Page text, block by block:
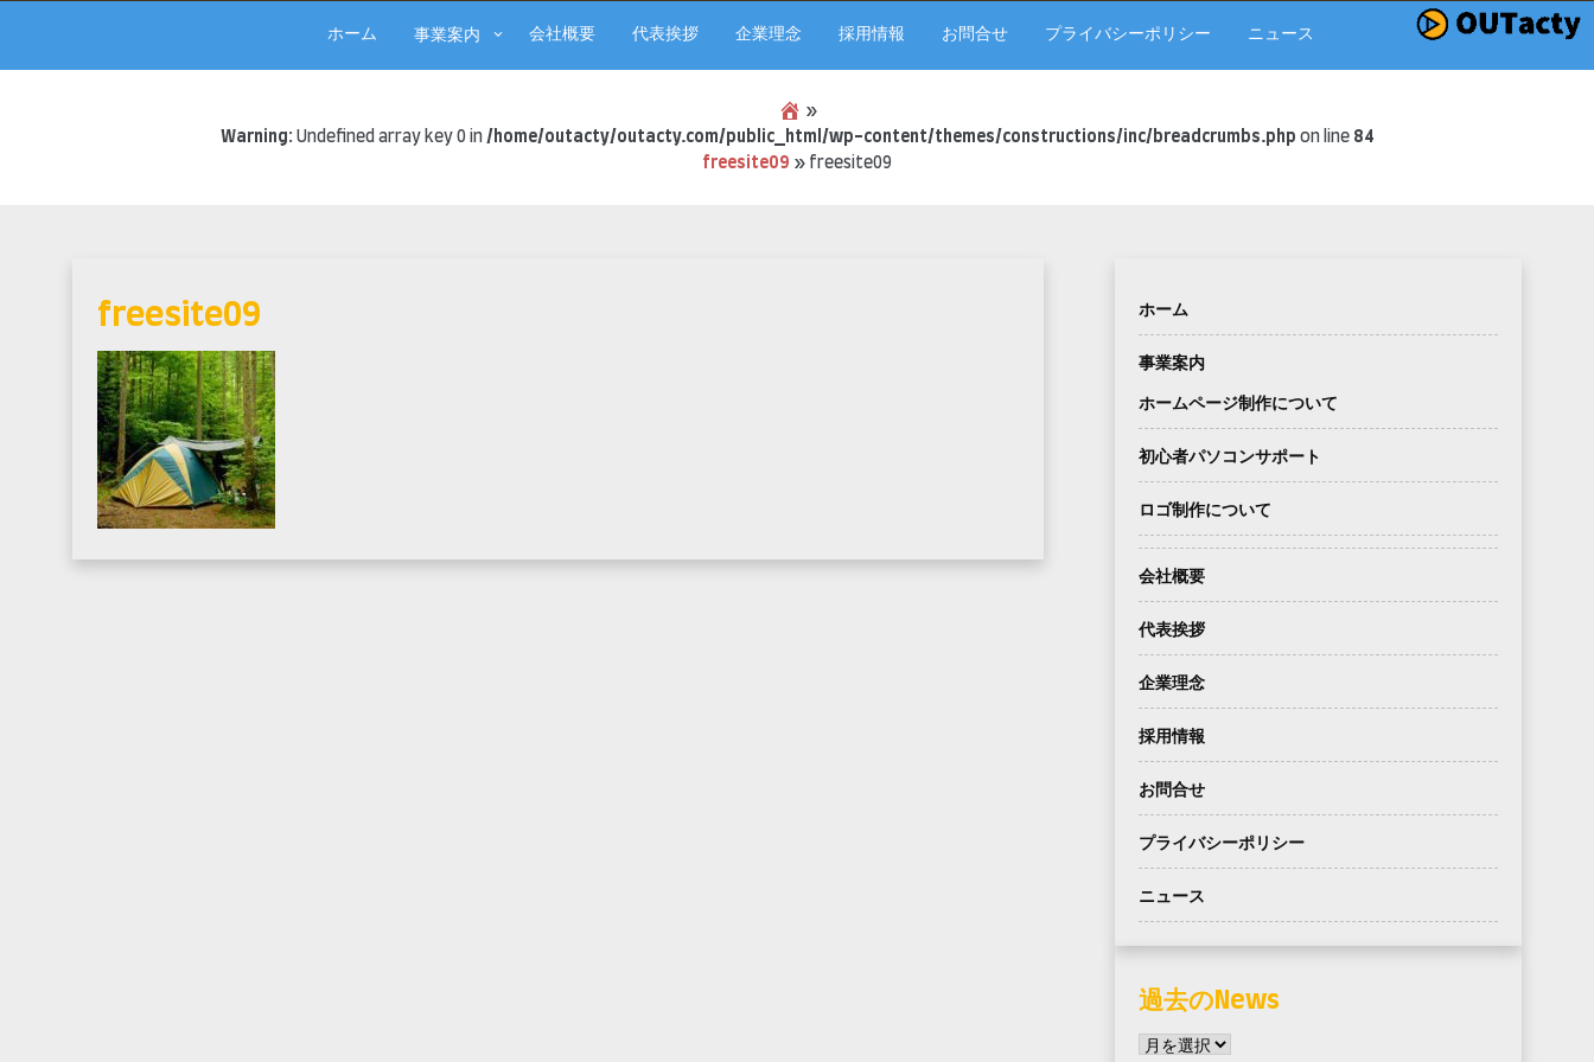
ホーム 事業案内 会社概要 代表挨拶 企業理念 採用情報 お問合せ プライバシーポリシー ニュース
»
Warning : Undefined array key 0 in /home/outacty/outacty.com/public_html/wp-content/themes/constructions/inc/breadcrumbs.php on line 84
freesite09 » freesite09
freesite09 ホーム
事業案内
ホームページ制作について
初心者パソコンサポート
ロゴ制作について
会社概要
代表挨拶
企業理念
採用情報
お問合せ
プライバシーポリシー
ニュース
過去のNews
過